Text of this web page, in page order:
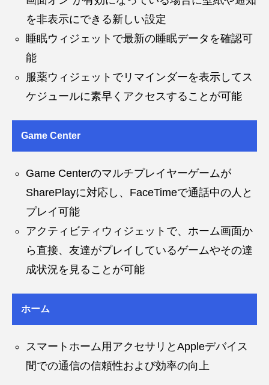
を非表示にできる新しい設定
睡眠ウィジェットで最新の睡眠データを確認可
能
服薬ウィジェットでリマインダーを表示してス
ケジュールに素早くアクセスすることが可能
Game Center
Game Centerのマルチプレイヤーゲームが
SharePlayに対応し、FaceTimeで通話中の人と
プレイ可能
アクティビティウィジェットで、ホーム画面か
ら直接、友達がプレイしているゲームやその達
成状況を見ることが可能
ホーム
スマートホーム用アクセサリとAppleデバイス
間での通信の信頼性および効率の向上